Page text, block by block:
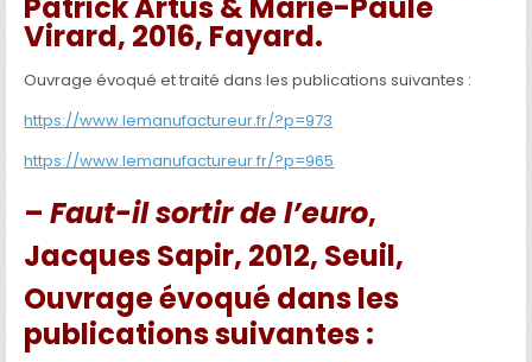
Virard, 2016, Fayard.
Ouvrage évoqué et traité dans les publications suivantes :
https://www.lemanufactureur.fr/?p=973
https://www.lemanufactureur.fr/?p=965
–Faut-il sortir de l’euro,
Jacques Sapir, 2012, Seuil,
Ouvrageévoqué dans les
publications suivantes :